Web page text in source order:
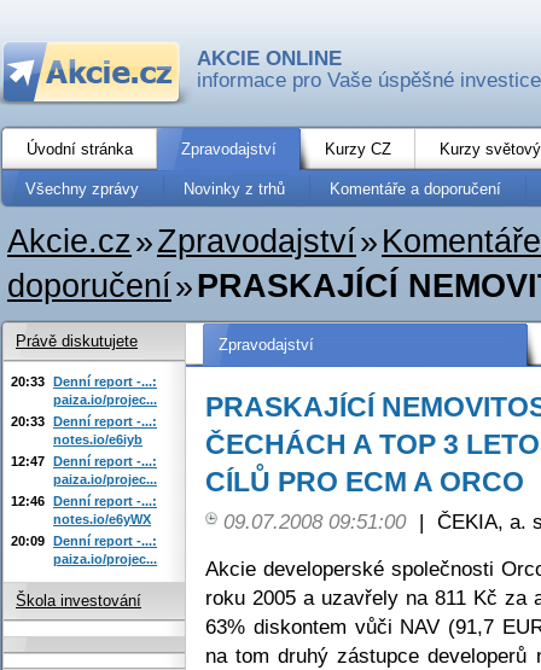
AKCIE ONLINE
informace pro Vaše úspěšné investice
Úvodní stránka Zpravodajství Kurzy CZ Kurzy
Všechny zprávy Novinky z trhů Komentáře a doporučení
Akcie.cz»Zpravodajství»
doporučení»PRASKAJÍCÍ
Zpravodajství
PRASKAJÍCÍ
ČECHÁCH A TOP 3
CÍLŮ PRO ECM A ORCO
09.07.2008 09:51:00 | ČEKIA, a.
Akcie developerské společnosti
roku 2005 a uzavřely na 811 Kč
63% diskontem vůči NAV (91,7
na tom druhý zástupce
Právě diskutujete
20:33 Denní report -...:
paiza.io/projec...
20:33 Denní report -...:
notes.io/e6iyb
12:47 Denní report -...:
paiza.io/projec...
12:46 Denní report -...:
notes.io/e6yWX
20:09 Denní report -...:
paiza.io/projec...
Škola investování